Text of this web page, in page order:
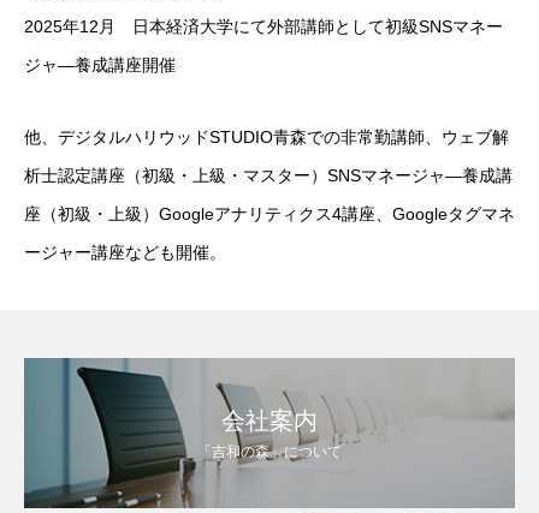
2025年12月 日本経済大学にて外部講師として初級SNSマネー
ジャ―養成講座開催
他、デジタルハリウッドSTUDIO青森での非常勤講師、ウェブ解
析士認定講座（初級・上級・マスター）SNSマネージャ―養成講
座（初級・上級）Googleアナリティクス4講座、Googleタグマネ
ージャー講座なども開催。
会社案内
「吉和の森」について